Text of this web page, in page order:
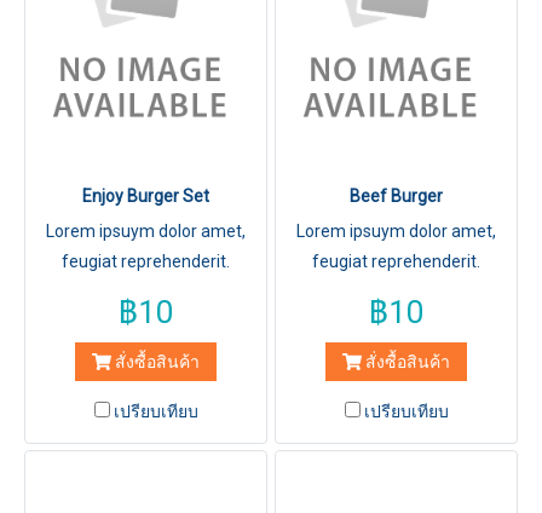
Enjoy Burger Set
Lorem ipsuym dolor amet,
feugiat reprehenderit.
฿10
สั่งซื้อสินค้า
เปรียบเทียบ
Beef Burger
Lorem ipsuym dolor amet,
feugiat reprehenderit.
฿10
สั่งซื้อสินค้า
เปรียบเทียบ